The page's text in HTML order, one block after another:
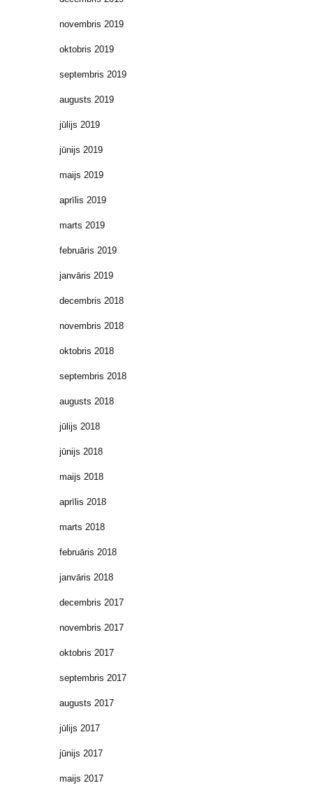
novembris 2019
oktobris 2019
septembris 2019
augusts 2019
jūlijs 2019
jūnijs 2019
maijs 2019
aprīlis 2019
marts 2019
februāris 2019
janvāris 2019
decembris 2018
novembris 2018
oktobris 2018
septembris 2018
augusts 2018
jūlijs 2018
jūnijs 2018
maijs 2018
aprīlis 2018
marts 2018
februāris 2018
janvāris 2018
decembris 2017
novembris 2017
oktobris 2017
septembris 2017
augusts 2017
jūlijs 2017
jūnijs 2017
maijs 2017